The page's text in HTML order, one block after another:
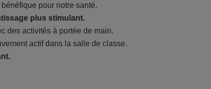
pour notre santé.
plus stimulant.
des activités à portée de main.
actif dans la salle de classe.